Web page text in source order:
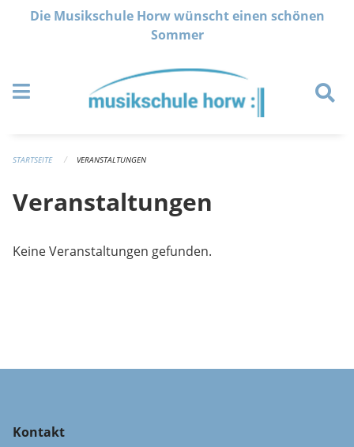
Navigation überspringen
Die Musikschule Horw wünscht einen schönen
Sommer
STARTSEITE VERANSTALTUNGEN
Veranstaltungen
Keine Veranstaltungen gefunden.
Kontakt